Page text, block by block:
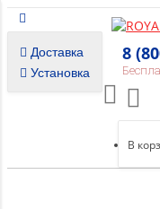
Доставка
Установка
8
В